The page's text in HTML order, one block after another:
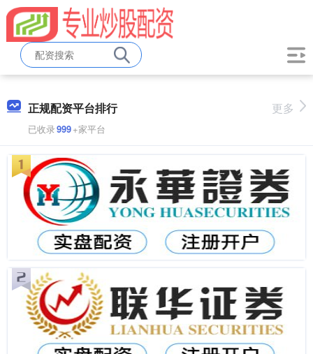
正规配资平台排行
已收录999+家平台
更多